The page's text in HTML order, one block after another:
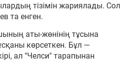
тізімін жариялады. Сол
та енген.
аты-жөнінің тұсына
көрсеткен. Бұл —
ал "Челси" тарапынан